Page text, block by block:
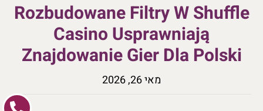
Rozbudowane Filtry W Shuffle
Casino Usprawniają
Znajdowanie Gier Dla Polski
מאי 26, 2026